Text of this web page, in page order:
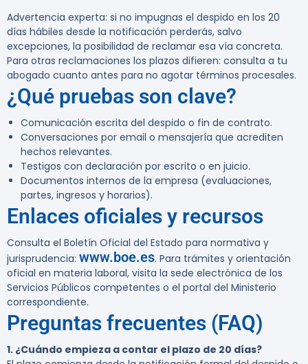
Advertencia experta: si no impugnas el despido en los 20
días hábiles desde la notificación perderás, salvo
excepciones, la posibilidad de reclamar esa vía concreta.
Para otras reclamaciones los plazos difieren: consulta a tu
abogado cuanto antes para no agotar términos procesales.
¿Qué pruebas son clave?
Comunicación escrita del despido o fin de contrato.
Conversaciones por email o mensajería que acrediten
hechos relevantes.
Testigos con declaración por escrito o en juicio.
Documentos internos de la empresa (evaluaciones,
partes, ingresos y horarios).
Enlaces oficiales y recursos
Consulta el Boletín Oficial del Estado para normativa y
jurisprudencia: www.boe.es. Para trámites y orientación
oficial en materia laboral, visita la sede electrónica de los
Servicios Públicos competentes o el portal del Ministerio
correspondiente.
Preguntas frecuentes (FAQ)
1. ¿Cuándo empieza a contar el plazo de 20 días?